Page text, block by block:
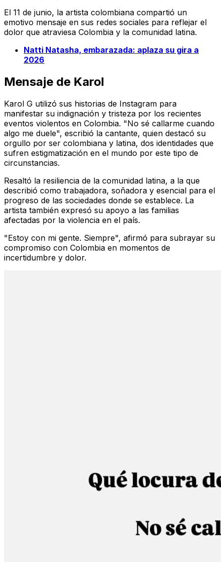
El 11 de junio, la artista colombiana compartió un
emotivo mensaje en sus redes sociales para reflejar el
dolor que atraviesa Colombia y la comunidad latina.
Natti Natasha, embarazada: aplaza su gira a
2026
Mensaje de Karol
Karol G utilizó sus historias de Instagram para
manifestar su indignación y tristeza por los recientes
eventos violentos en Colombia. "No sé callarme cuando
algo me duele", escribió la cantante, quien destacó su
orgullo por ser colombiana y latina, dos identidades que
sufren estigmatización en el mundo por este tipo de
circunstancias.
Resaltó la resiliencia de la comunidad latina, a la que
describió como trabajadora, soñadora y esencial para el
progreso de las sociedades donde se establece. La
artista también expresó su apoyo a las familias
afectadas por la violencia en el país.
"Estoy con mi gente. Siempre", afirmó para subrayar su
compromiso con Colombia en momentos de
incertidumbre y dolor.